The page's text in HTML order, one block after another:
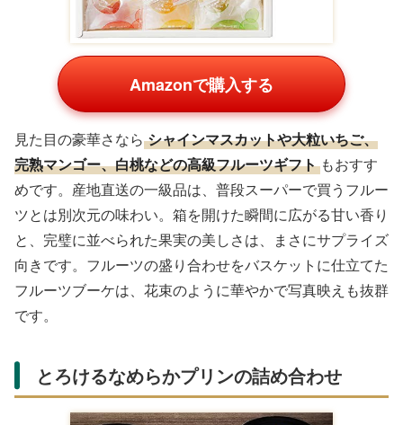
Amazonで購入する
見た目の豪華さなら シャインマスカットや大粒いちご、
完熟マンゴー、白桃などの高級フルーツギフト もおすす
めです。産地直送の一級品は、普段スーパーで買うフルー
ツとは別次元の味わい。箱を開けた瞬間に広がる甘い香り
と、完璧に並べられた果実の美しさは、まさにサプライズ
向きです。フルーツの盛り合わせをバスケットに仕立てた
フルーツブーケは、花束のように華やかで写真映えも抜群
です。
とろけるなめらかプリンの詰め合わせ